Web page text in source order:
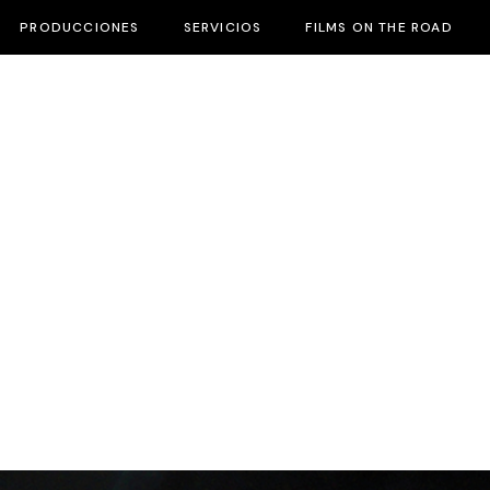
PRODUCCIONES SERVICIOS FILMS ON THE ROAD